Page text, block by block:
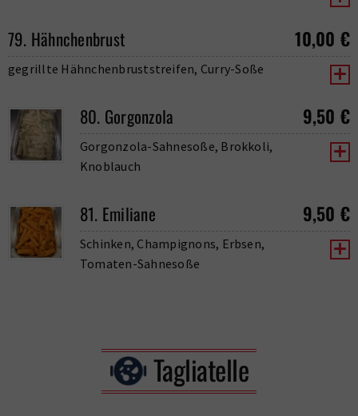
79. Hähnchenbrust 10,00 €
gegrillte Hähnchenbruststreifen, Curry-Soße
80. Gorgonzola 9,50 €
Gorgonzola-Sahnesoße, Brokkoli,
Knoblauch
81. Emiliane 9,50 €
Schinken, Champignons, Erbsen,
Tomaten-Sahnesoße
Tagliatelle